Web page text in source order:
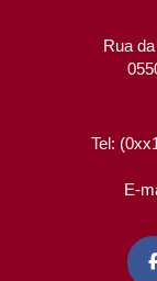
Rua
Tel:
E-